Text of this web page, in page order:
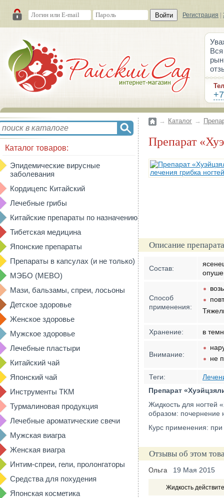
Войти Регистрация
Каталог товаров:
Эпидемические вирусные
заболевания
Кордицепс Китайский
Лечебные грибы
Китайские препараты по назначению
Тибетская медицина
Японские препараты
Препараты в капсулах (и не только)
МЭБО (MEBO)
Мази, бальзамы, спреи, лосьоны
Детское здоровье
Женское здоровье
Мужское здоровье
Лечебные пластыри
Китайский чай
Японский чай
Инструменты ТКМ
Турмалиновая продукция
Лечебные ароматические свечи
Мужская виагра
Женская виагра
Интим-спреи, гели, пролонгаторы
Средства для похудения
Японская косметика
→ Каталог →
Препарат
Описание
Состав:
Способ
применения:
Хранение: в
Внимание:
не
Теги:
Препарат
Жидкость для ногтей
образом: почернение
Курс применения:
Отзывы об этом
Ольга 19 Мая 2015
Жидкость